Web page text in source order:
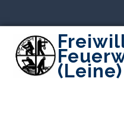
content
(Leine)